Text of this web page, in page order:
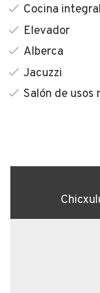
Cocina integral
Elevador
Alberca
Jacuzzi
Salón de usos